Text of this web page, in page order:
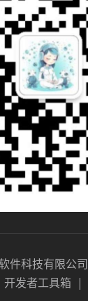
件科技有限公司
开发者工具箱 |